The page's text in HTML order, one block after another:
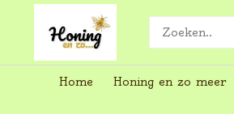
Home Honing en zo meer